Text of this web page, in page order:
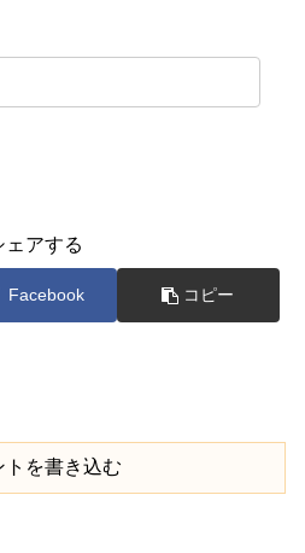
ェアする
Facebook コピー
トを書き込む